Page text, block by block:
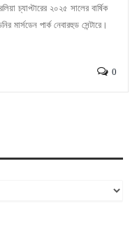
চ্যাপ্টারের ২০২৫ সালের বার্ষিক
পার্ক নেবারহুড সেন্টারে।
0